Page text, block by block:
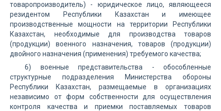
товаропроизводитель) - юридическое лицо, являющееся
резидентом Республики Казахстан и имеющее
производственные мощности на территории Республики
Казахстан, необходимые для производства товаров
(продукции) военного назначения, товаров (продукции)
двойного назначения (применения) требуемого качества;
6) военные представительства - обособленные
структурные подразделения Министерства обороны
Республики Казахстан, размещаемые в организациях
независимо от форм собственности для осуществления
контроля качества и приемки поставляемых товаров